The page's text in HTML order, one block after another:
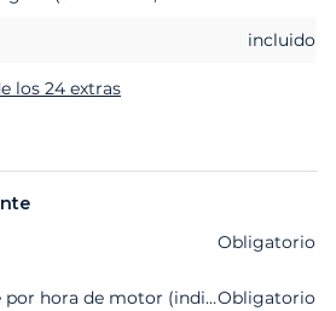
incluido
los 24 extras
Obligatorio
Costo de combustible por hora de motor (indicativo y muy fluctuante)Obligatorio